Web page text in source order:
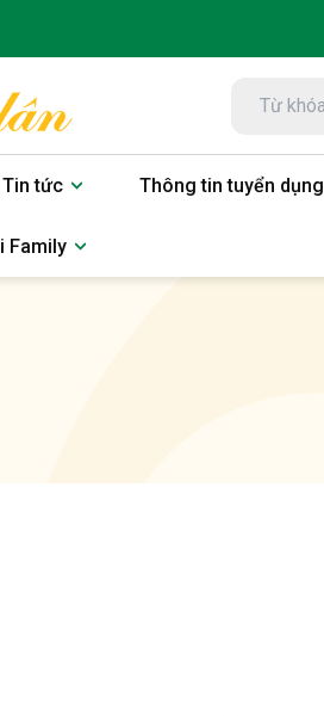
Tin tức Thông tin tuyển dụng
Family